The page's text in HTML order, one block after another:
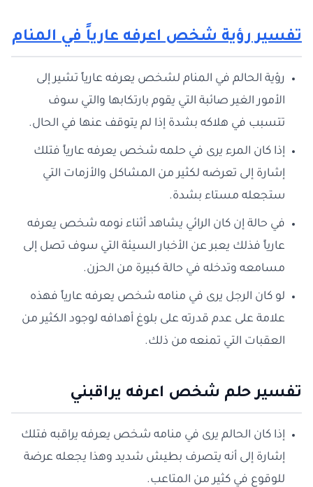
تفسير رؤية شخص اعرفه عارياً في المنام
رؤية الحالم في المنام لشخص يعرفه عارياً تشير إلى
الأمور الغير صائبة التي يقوم بارتكابها والتي سوف
تتسبب في هلاكه بشدة إذا لم يتوقف عنها في الحال.
إذا كان المرء يرى في حلمه شخص يعرفه عارياً فتلك
إشارة إلى تعرضه لكثير من المشاكل والأزمات التي
ستجعله مستاء بشدة.
في حالة إن كان الرائي يشاهد أثناء نومه شخص يعرفه
عارياً فذلك يعبر عن الأخبار السيئة التي سوف تصل إلى
مسامعه وتدخله في حالة كبيرة من الحزن.
لو كان الرجل يرى في منامه شخص يعرفه عارياً فهذه
علامة على عدم قدرته على بلوغ أهدافه لوجود الكثير من
العقبات التي تمنعه من ذلك.
تفسير حلم شخص اعرفه يراقبني
إذا كان الحالم يرى في منامه شخص يعرفه يراقبه فتلك
إشارة إلى أنه يتصرف بطيش شديد وهذا يجعله عرضة
للوقوع في كثير من المتاعب.